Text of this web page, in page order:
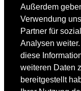
Außerdem
Verwendung
Partner für
Analysen
diese
weiteren Daten
bereitgestellt
SKI
SKITEST
Ski-FAQ
Tipps Ski-
Ski-Typen
Skishops
EQUIPMENT